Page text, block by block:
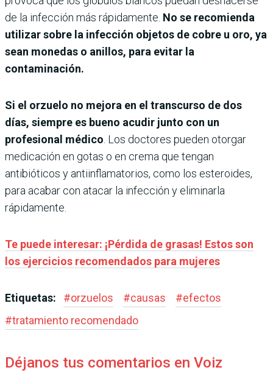
de la infección más rápidamente. No se recomienda
utilizar sobre la infección objetos de cobre u oro, ya
sean monedas o anillos, para evitar la
contaminación.
Si el orzuelo no mejora en el transcurso de dos
días, siempre es bueno acudir junto con un
profesional médico . Los doctores pueden otorgar
medicación en gotas o en crema que tengan
antibióticos y antiinflamatorios, como los esteroides,
para acabar con atacar la infección y eliminarla
rápidamente.
Te puede interesar: ¡Pérdida de grasas! Estos son
los ejercicios recomendados para mujeres
Etiquetas: #orzuelos #causas #efectos
#tratamiento recomendado
Déjanos tus comentarios en Voiz